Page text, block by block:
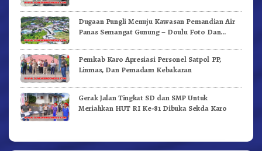
Dugaan Pungli Menuju Kawasan Pemandian Air
Panas Semangat Gunung – Doulu Foto Dan
Pemkab Karo Apresiasi Personel Satpol PP,
Linmas, Dan Pemadam Kebakaran
Gerak Jalan Tingkat SD dan SMP Untuk
Meriahkan HUT RI Ke-81 Dibuka Sekda Karo